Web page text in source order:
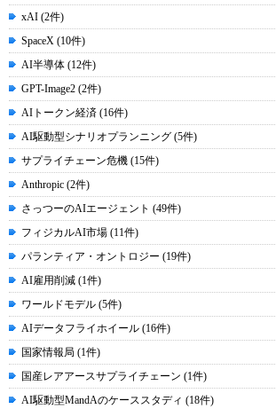
xAI (2件)
SpaceX (10件)
AI半導体 (12件)
GPT-Image2 (2件)
AIトークン経済 (16件)
AI駆動型シナリオプランニング (5件)
サプライチェーン危機 (15件)
Anthropic (2件)
さっつーのAIエージェント (49件)
フィジカルAI市場 (11件)
パランティア・オントロジー (19件)
AI雇用削減 (1件)
ワールドモデル (5件)
AIデータフライホイール (16件)
国家情報局 (1件)
国産レアアースサプライチェーン (1件)
AI駆動型MandAのケーススタディ (18件)